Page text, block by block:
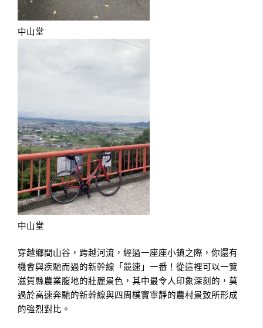
中山堂
中山堂
穿越鄉間山谷，跨越河流，經過一座座小鎮之際，你還有
機會與疾馳而過的新幹線「競速」一番！從這裡可以一覽
滋賀縣農業腹地的壯麗景色，其中最令人印象深刻的，莫
過於高速奔馳的新幹線與四周樸實寧靜的農村景致所形成
的強烈對比。